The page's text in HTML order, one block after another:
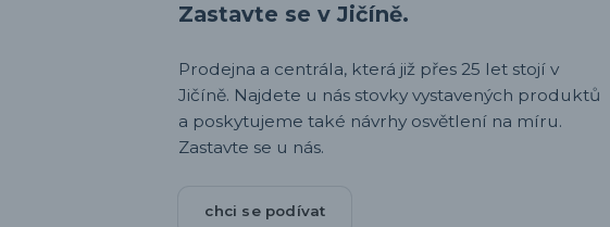
Zastavte se v Jičíně.
Prodejna a centrála, která již přes 25 let stojí v
Jičíně. Najdete u nás stovky vystavených produktů
a poskytujeme také návrhy osvětlení na míru.
Zastavte se u nás.
chci se podívat